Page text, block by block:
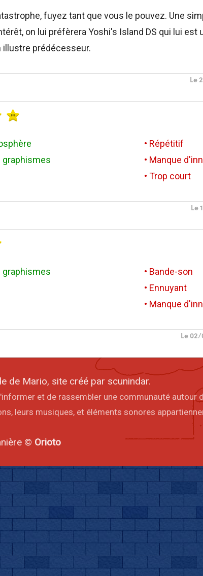
fuyez tant que vous le pouvez. Une
on lui préfèrera Yoshi's Island DS qui lui est
illustre prédécesseur.
Le
graphismes
• Répétitif
• Manque
• Trop court
Le
graphismes
• Bande-son
• Ennuyant
• Manque
Le
de Mario, site créé par scunindar.
et de rassembler une communauté autour
leurs musiques, et éléments sonores
© Orioto